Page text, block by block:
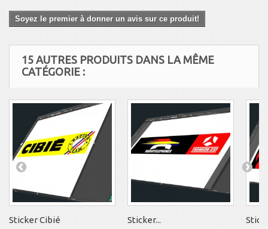
Soyez le premier à donner un avis sur ce produit!
15 AUTRES PRODUITS DANS LA MÊME
CATÉGORIE :
Sticker Cibié Sticker...